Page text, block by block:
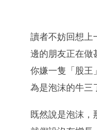
讀者不妨回想上
邊的朋友正在做
你嫌一隻「股王
為是泡沫的牛三
既然說是泡沫，